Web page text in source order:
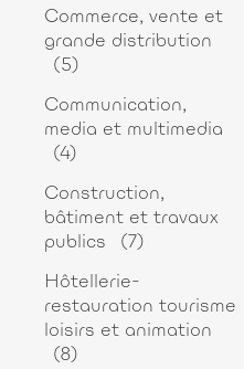
Commerce, vente et
grande distribution
(5)
Communication,
media et multimedia
(4)
Construction,
bâtiment et travaux
publics
(7)
Hôtellerie-
restauration tourisme
loisirs et animation
(8)